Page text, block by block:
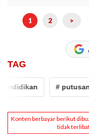
1 2 >
TAG
# putusan